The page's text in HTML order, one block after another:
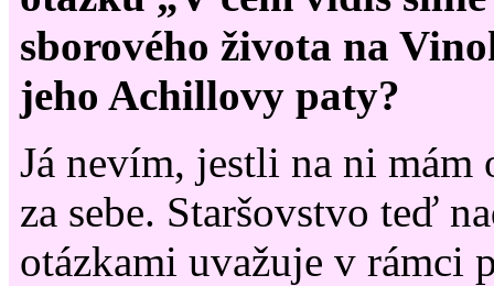
sborového života na
jeho Achillovy paty?
Já nevím, jestli na ni mám
za sebe. Staršovstvo teď
otázkami uvažuje v rámci